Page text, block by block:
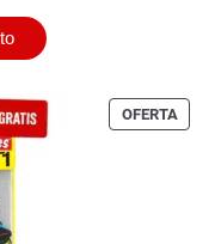
OFERTA
EN